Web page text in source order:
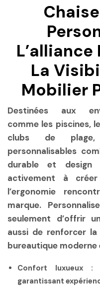
L’alliance
La
Mobilier
Destinées aux
comme les piscines,
clubs de
personnalisables
durable et design
activement à
l’ergonomie
marque.
seulement d’offrir
aussi de renforcer la
bureautique
Confort luxueux :
garantissant